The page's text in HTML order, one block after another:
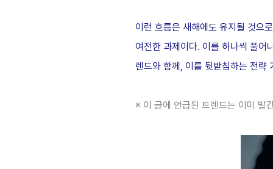
이런 흐름은 새해에도 유지될 것으
여전한 과제이다. 이를 하나씩 풀어
렌드와 함께, 이를 뒷받침하는 전략
※ 이 글에 언급된 트렌드는 이미 발